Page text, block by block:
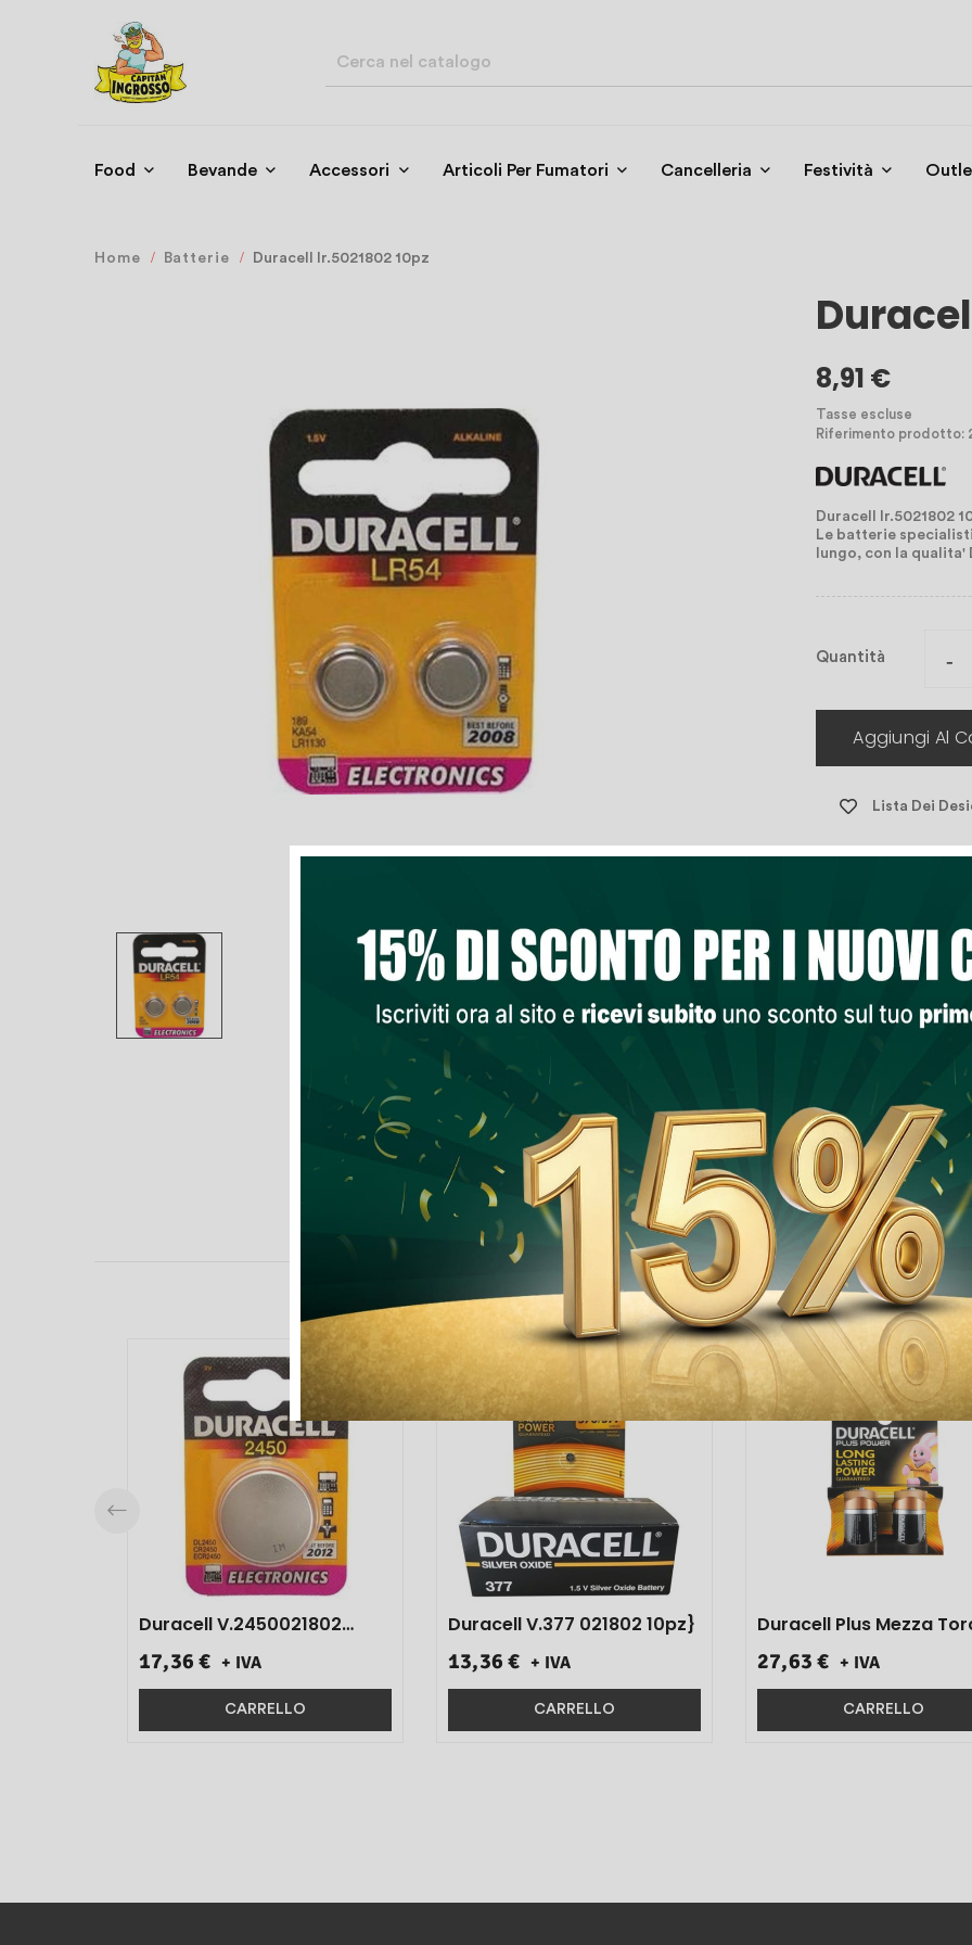
Food Bevande Accessori Articoli Per Fumatori Cancelleria Festività
Home Batterie Duracell lr.5021802 10pz
8,91 €
Tasse escluse
Riferimento prodotto:
Duracell lr.5021802
Le batterie
lungo, con la qualita'
Quantità
Aggiungi Al
Lista Dei
PRODOTTI NELLA STESSA CATEGORIA
Duracell V.2450021802
17,36 € + IVA
CARRELLO
Duracell V.377 021802 10pz}
13,36 € + IVA
CARRELLO
Duracell Plus Mezza Torcia
T021802 10pz}
27,63 € + IVA
CARRELLO